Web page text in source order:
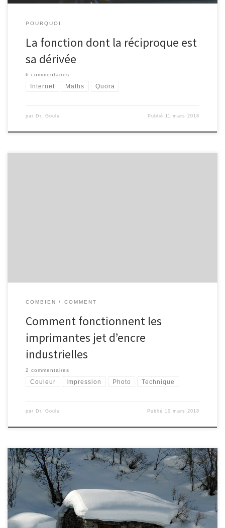
POURQUOI
La fonction dont la réciproque est
sa dérivée
6 commentaires
Internet Maths Quora
par Dr. Goulu Publié 11 mars 2018
COMBIEN COMMENT
Comment fonctionnent les
imprimantes jet d’encre
industrielles
2 commentaires
Couleur Impression Photo Technique
par Dr. Goulu Publié 10 mars 2018
El Jj ayant été une fois encore trop rapide pour la
traditionnelle liste des propriétés intéressantes de 2018, je
commence cette nouvelle année par vous souhaiter, chère
lectrice ou cher lecteur, tout ce que vous auriez souhaité qu'on